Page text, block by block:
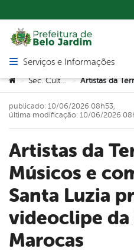
Abrir menu principal de
Serviços e Informações
Você está aqui:
> Sec. Cultura >
Artistas da Terra de
Músicos e
Santa Luzia
videoclipe da
Marocas
publicado: 10/06/2026 08h53,
última modificação: 10/06/2026